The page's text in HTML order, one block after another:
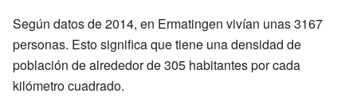
Según datos de 2014, en Ermatingen vivían unas 3167
personas. Esto significa que tiene una densidad de
población de alrededor de 305 habitantes por cada
kilómetro cuadrado.